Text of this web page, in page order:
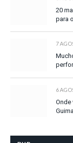
20
para
7
6
Onde